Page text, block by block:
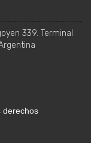
339. Terminal
derechos